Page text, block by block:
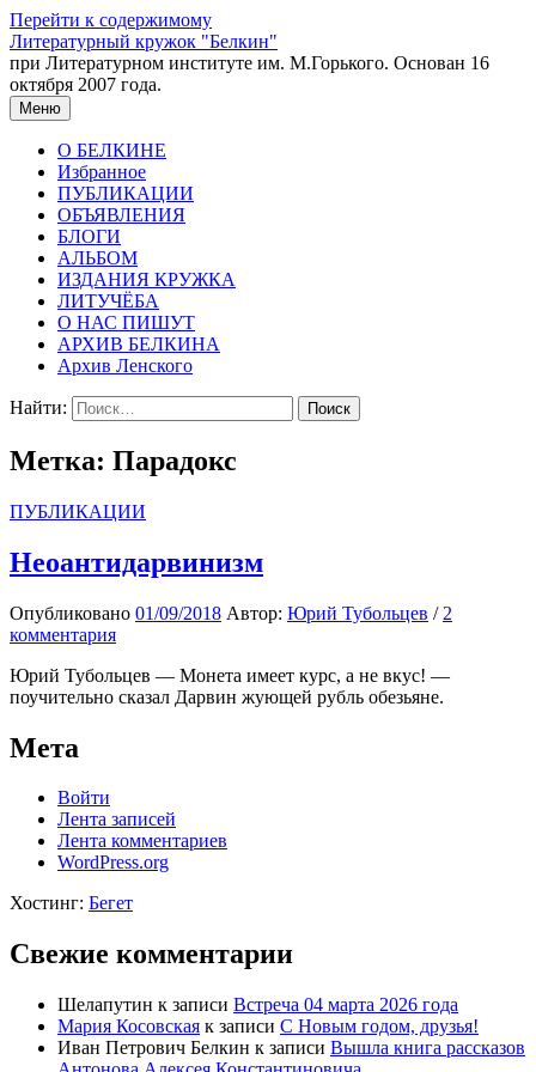
Перейти к содержимому
Литературный кружок "Белкин"
при Литературном институте им. М.Горького. Основан 16
октября 2007 года.
Меню
О БЕЛКИНЕ
Избранное
ПУБЛИКАЦИИ
ОБЪЯВЛЕНИЯ
БЛОГИ
АЛЬБОМ
ИЗДАНИЯ КРУЖКА
ЛИТУЧЁБА
О НАС ПИШУТ
АРХИВ БЕЛКИНА
Архив Ленского
Найти:
Метка: Парадокс
ПУБЛИКАЦИИ
Неоантидарвинизм
Опубликовано 01/09/2018 Автор: Юрий Тубольцев / 2
комментария
Юрий Тубольцев — Монета имеет курс, а не вкус! —
поучительно сказал Дарвин жующей рубль обезьяне.
Мета
Войти
Лента записей
Лента комментариев
WordPress.org
Хостинг: Бегет
Свежие комментарии
Шелапутин к записи Встреча 04 марта 2026 года
Мария Косовская к записи С Новым годом, друзья!
Иван Петрович Белкин к записи Вышла книга рассказов